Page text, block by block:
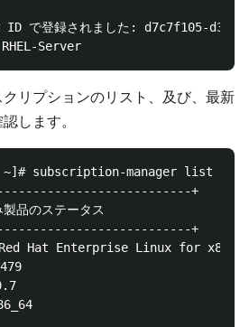
ID で登録されました: d7c7f105-
リプションのリスト、及び、最新
します。
~]# subscription-manager list
+
品のステータス
+
Hat Enterprise Linux for